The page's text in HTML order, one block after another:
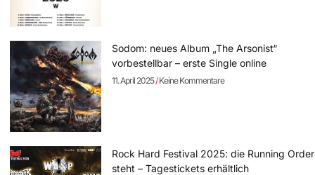
Sodom: neues Album „The Arsonist“
vorbestellbar – erste Single online
11. April 2025 Keine Kommentare
Rock Hard Festival 2025: die Running Order
steht – Tagestickets erhältlich